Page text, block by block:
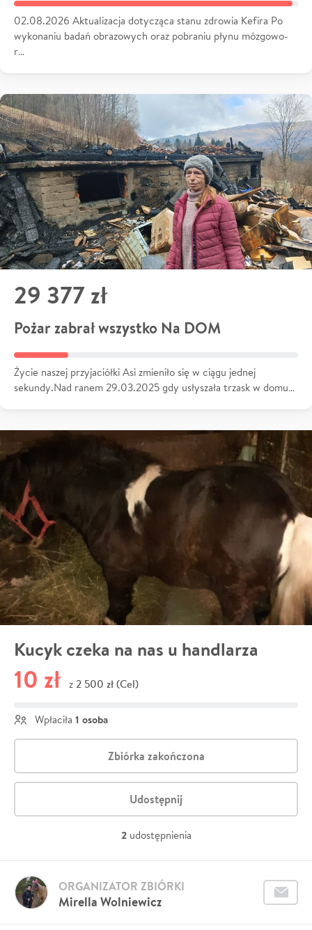
02.08.2026 Aktualizacja dotycząca stanu zdrowia Kefira Po
wykonaniu badań obrazowych oraz pobraniu płynu mózgowo-
r…
29 377 zł
Pożar zabrał wszystko Na DOM
Życie naszej przyjaciółki Asi zmieniło się w ciągu jednej
sekundy.Nad ranem 29.03.2025 gdy usłyszała trzask w domu…
Kucyk czeka na nas u handlarza
10 zł z 2 500 zł (Cel)
Wpłaciła 1 osoba
Zbiórka zakończona
Udostępnij
2 udostępnienia
Mirella Wolniewicz
ORGANIZATOR ZBIÓRKI